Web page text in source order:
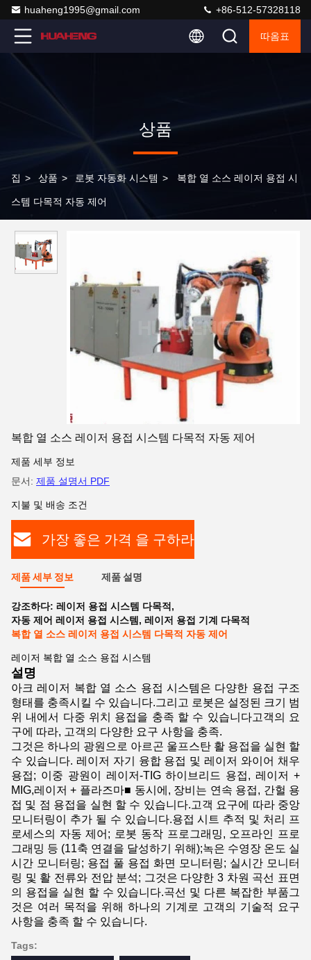
huaheng1995@gmail.com +86-512-57328118
따옴표
상품
집 > 상품 > 로봇 자동화 시스템 > 복합 열 소스 레이저 용접 시
스템 다목적 자동 제어
복합 열 소스 레이저 용접 시스템 다목적 자동 제어
제품 세부 정보
문서: 제품 설명서 PDF
지불 및 배송 조건
가장 좋은 가격 을 구하라
제품 세부 정보 제품 설명
강조하다: 레이저 용접 시스템 다목적 ,
자동 제어 레이저 용접 시스템 , 레이저 용접 기계 다목적
복합 열 소스 레이저 용접 시스템 다목적 자동 제어
레이저 복합 열 소스 용접 시스템
설명
아크 레이저 복합 열 소스 용접 시스템은 다양한 용접 구조
형태를 충족시킬 수 있습니다.그리고 로봇은 설정된 크기 범
위 내에서 다중 위치 용접을 충족 할 수 있습니다고객의 요
구에 따라, 고객의 다양한 요구 사항을 충족.
그것은 하나의 광원으로 아르곤 울프스탄 활 용접을 실현 할
수 있습니다. 레이저 자기 융합 용접 및 레이저 와이어 채우
용접; 이중 광원이 레이저-TIG 하이브리드 용접, 레이저 +
MIG,레이저 + 플라즈마■ 동시에, 장비는 연속 용접, 간헐 용
접 및 점 용접을 실현 할 수 있습니다.고객 요구에 따라 중앙
모니터링이 추가 될 수 있습니다.용접 시트 추적 및 처리 프
로세스의 자동 제어; 로봇 동작 프로그래밍, 오프라인 프로
그래밍 등 (11축 연결을 달성하기 위해);녹은 수영장 온도 실
시간 모니터링; 용접 풀 용접 화면 모니터링; 실시간 모니터
링 및 활 전류와 전압 분석; 그것은 다양한 3 차원 곡선 표면
의 용접을 실현 할 수 있습니다.곡선 및 다른 복잡한 부품그
것은 여러 목적을 위해 하나의 기계로 고객의 기술적 요구
사항을 충족 할 수 있습니다.
Tags: